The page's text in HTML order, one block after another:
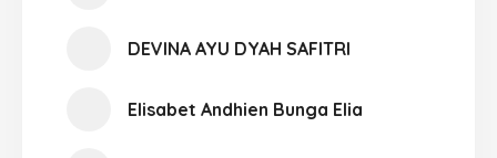
DEVINA AYU DYAH SAFITRI
Elisabet Andhien Bunga Elia